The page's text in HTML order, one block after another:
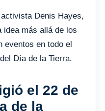
Denis Hayes,
idea más allá de los
eventos en todo el
Día de la Tierra.
el 22 de
de la